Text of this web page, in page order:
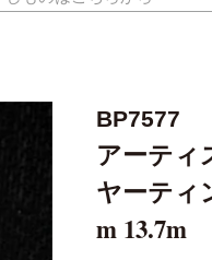
BP7577
アーティ
ヤーティ
m 13.7m